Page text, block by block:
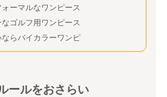
ーマルなワンピース
ゴルフ用ワンピース
らバイカラーワンピ
ールをおさらい